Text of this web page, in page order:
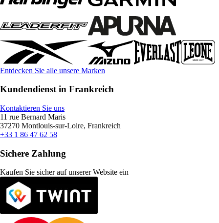
Entdecken Sie alle unsere Marken
Kundendienst in Frankreich
Kontaktieren Sie uns
11 rue Bernard Maris
37270 Montlouis-sur-Loire, Frankreich
+33 1 86 47 62 58
Sichere Zahlung
Kaufen Sie sicher auf unserer Website ein